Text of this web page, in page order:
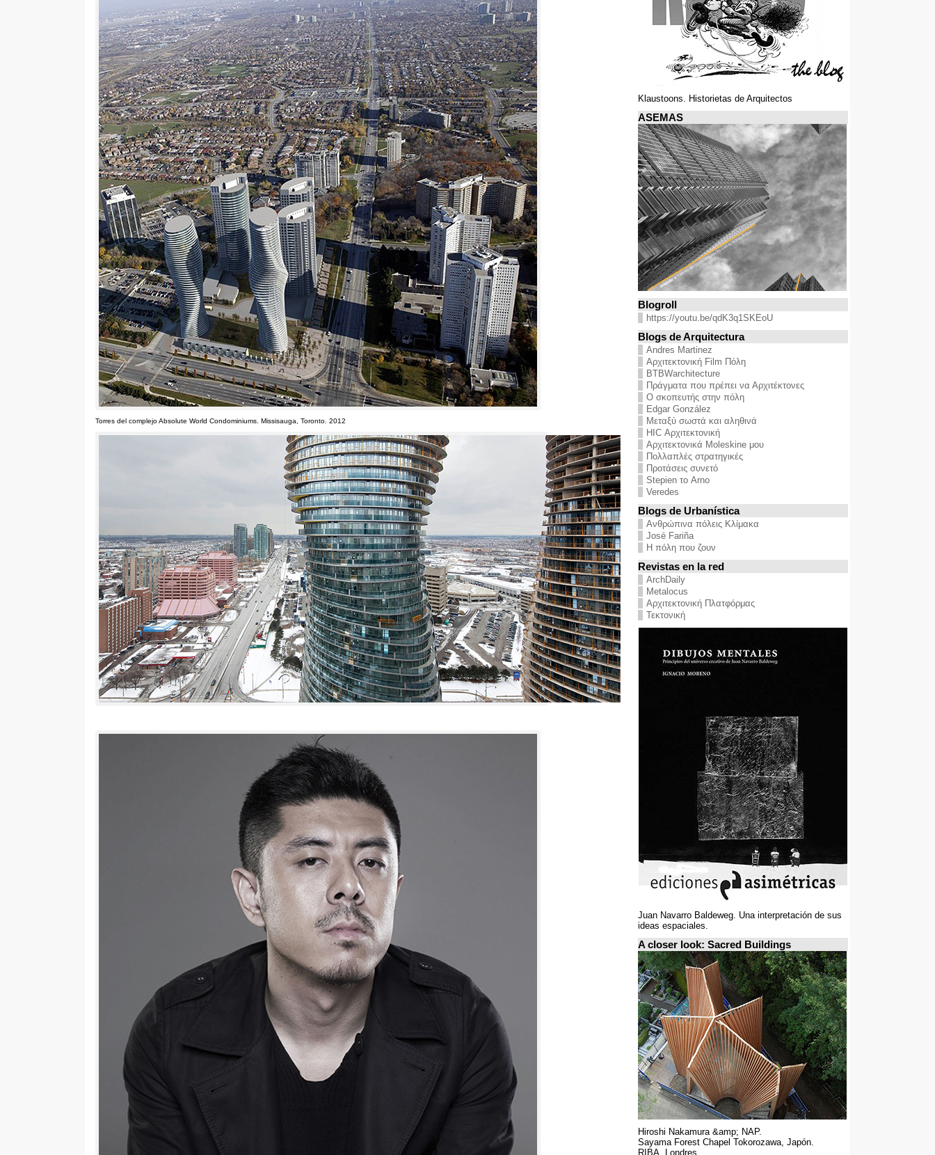
Torres del complejo Absolute World Condominiums Missisauga Toronto . 2012
Klaustoons. Historietas de Arquitectos
ASEMAS
Blogroll
https://youtu.be/qdK3q1SKEoU
Blogs de Arquitectura
Andres Martinez
Αρχιτεκτονική Film Πόλη
BTBWarchitecture
Πράγματα που πρέπει να Αρχιτέκτονες
Ο σκοπευτής στην πόλη
Edgar González
Μεταξύ σωστά και αληθινά
HIC Αρχιτεκτονική
Αρχιτεκτονικά Moleskine μου
Πολλαπλές στρατηγικές
Προτάσεις συνετό
Stepien το Arno
Veredes
Blogs de Urbanística
Ανθρώπινα πόλεις Κλίμακα
José Fariña
Η πόλη που ζουν
Revistas en la red
ArchDaily
Metalocus
Αρχιτεκτονική Πλατφόρμας
Τεκτονική
Juan Navarro Baldeweg. Una interpretación de sus
ideas espaciales.
A closer look: Sacred Buildings
Hiroshi Nakamura &amp; NAP.
Sayama Forest Chapel Tokorozawa, Japón.
RIBA, Londres.